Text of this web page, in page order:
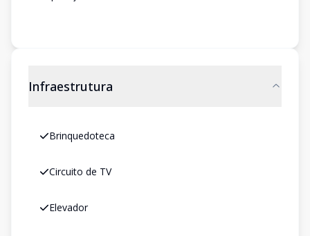
Infraestrutura
Brinquedoteca
Circuito de TV
Elevador